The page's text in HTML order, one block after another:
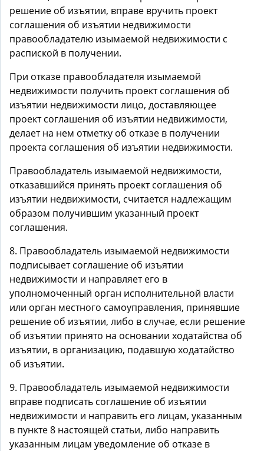
решение об изъятии, вправе вручить проект
соглашения об изъятии недвижимости
правообладателю изымаемой недвижимости с
распиской в получении.
При отказе правообладателя изымаемой
недвижимости получить проект соглашения об
изъятии недвижимости лицо, доставляющее
проект соглашения об изъятии недвижимости,
делает на нем отметку об отказе в получении
проекта соглашения об изъятии недвижимости.
Правообладатель изымаемой недвижимости,
отказавшийся принять проект соглашения об
изъятии недвижимости, считается надлежащим
образом получившим указанный проект
соглашения.
8. Правообладатель изымаемой недвижимости
подписывает соглашение об изъятии
недвижимости и направляет его в
уполномоченный орган исполнительной власти
или орган местного самоуправления, принявшие
решение об изъятии, либо в случае, если решение
об изъятии принято на основании ходатайства об
изъятии, в организацию, подавшую ходатайство
об изъятии.
9. Правообладатель изымаемой недвижимости
вправе подписать соглашение об изъятии
недвижимости и направить его лицам, указанным
в пункте 8 настоящей статьи, либо направить
указанным лицам уведомление об отказе в